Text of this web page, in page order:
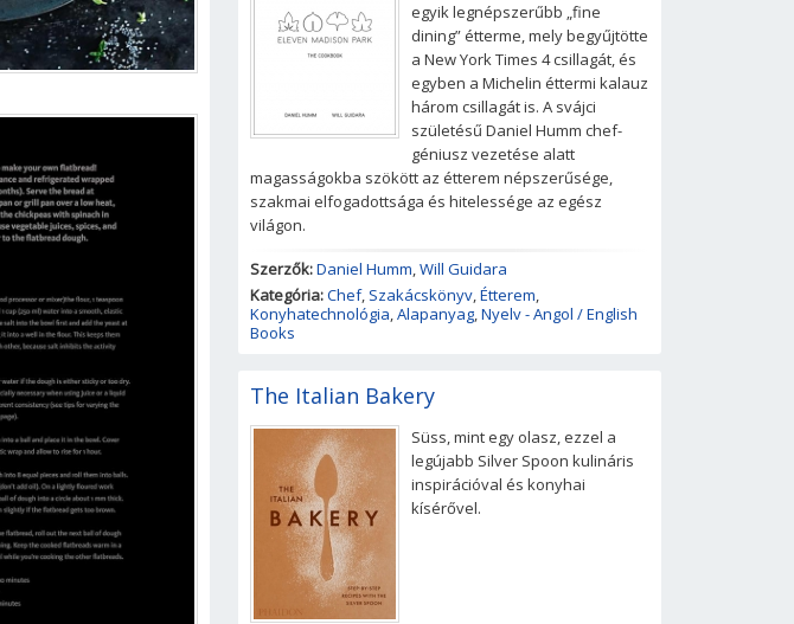
egyik legnépszerűbb „fine
dining” étterme, mely begyűjtötte
a New York Times 4 csillagát, és
egyben a Michelin éttermi kalauz
három csillagát is. A svájci
születésű Daniel Humm chef-
géniusz vezetése alatt
magasságokba szökött az étterem népszerűsége,
szakmai elfogadottsága és hitelessége az egész
világon.
Szerzők:Daniel Humm,Will Guidara
Kategória:Chef, Szakácskönyv,Étterem,
Konyhatechnológia,Alapanyag,Nyelv - Angol / English
Books
The Italian Bakery
Süss, mint egy olasz, ezzel a
legújabb Silver Spoon kulináris
inspirációval és konyhai
kísérővel.